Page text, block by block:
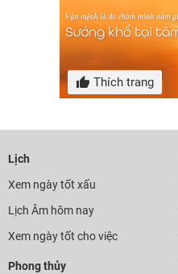
Thích trang
Lịch
Xem ngày tốt xấu
Lịch Âm hôm nay
Xem ngày tốt cho việc
Phong thủy